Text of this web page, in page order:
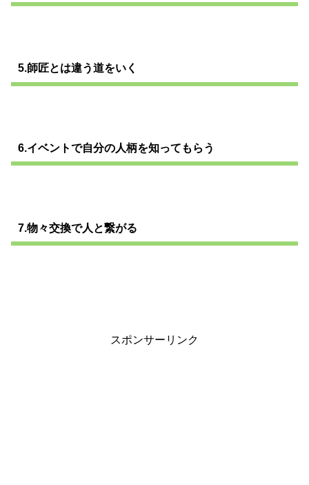
5.師匠とは違う道をいく
6.イベントで自分の人柄を知ってもらう
7.物々交換で人と繋がる
スポンサーリンク